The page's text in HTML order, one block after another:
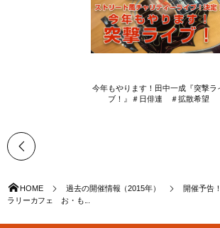
今年もやります！田中一成『突撃ラ
ブ！』＃日俳連 ＃拡散希望
HOME 過去の開催情報（2015年）
開催予告
ラリーカフェ お・も...